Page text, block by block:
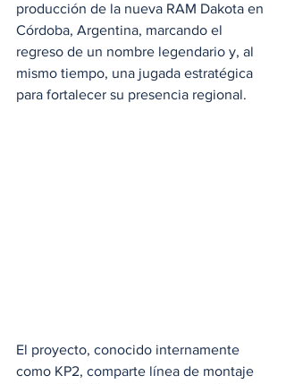
producción de la nueva RAM Dakota en
Córdoba, Argentina, marcando el
regreso de un nombre legendario y, al
mismo tiempo, una jugada estratégica
para fortalecer su presencia regional.
El proyecto, conocido internamente
como KP2, comparte línea de montaje